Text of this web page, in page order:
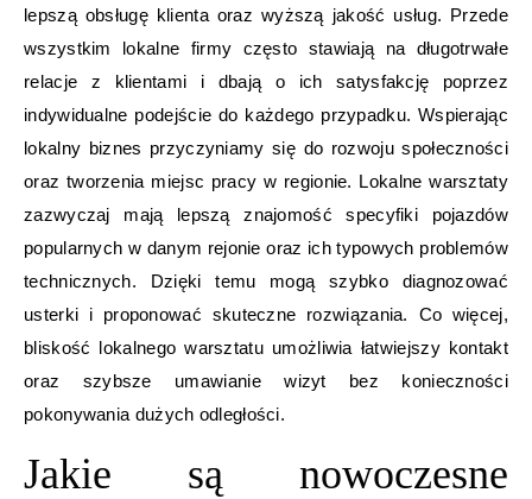
lepszą obsługę klienta oraz wyższą jakość usług. Przede
wszystkim lokalne firmy często stawiają na długotrwałe
relacje z klientami i dbają o ich satysfakcję poprzez
indywidualne podejście do każdego przypadku. Wspierając
lokalny biznes przyczyniamy się do rozwoju społeczności
oraz tworzenia miejsc pracy w regionie. Lokalne warsztaty
zazwyczaj mają lepszą znajomość specyfiki pojazdów
popularnych w danym rejonie oraz ich typowych problemów
technicznych. Dzięki temu mogą szybko diagnozować
usterki i proponować skuteczne rozwiązania. Co więcej,
bliskość lokalnego warsztatu umożliwia łatwiejszy kontakt
oraz szybsze umawianie wizyt bez konieczności
pokonywania dużych odległości.
Jakie są nowoczesne